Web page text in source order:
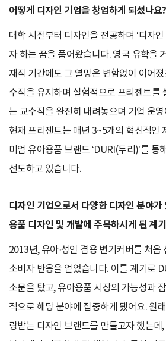
어떻게 디자인 기업을 창업하게 되셨나요?
대학 시절부터 디자인을 전공하며 ‘디자
자 하는 꿈을 품어왔습니다. 영국 유학을
재직 기간에도 그 열망은 변함없이 이어
수직을 유지하며 실험적으로 프리젠트를
는 교수직을 완전히 내려놓으며 기업 운
현재 프리젠트는 매년 3~5개의 혁신적인
미엄 유아용품 브랜드 ‘DURI(두리)’를 통
선도하고 있습니다.
디자인 기업으로서 다양한 디자인 분야
용품 디자인 및 개발에 주목하시게 된 계
2013년, 유아·성인 겸용 변기커버를 처음
소비자 반응을 얻었습니다. 이를 계기로
소문을 탔고, 유아용품 시장의 가능성과
적으로 해당 분야에 집중하게 됐어요. 원
랑받는 디자인 브랜드를 만들고자 했는데